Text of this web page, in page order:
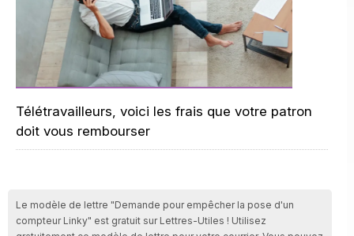
Télétravailleurs, voici les frais que votre patron
doit vous rembourser
Le modèle de lettre "Demande pour empêcher la pose d'un
compteur Linky" est gratuit sur Lettres-Utiles ! Utilisez